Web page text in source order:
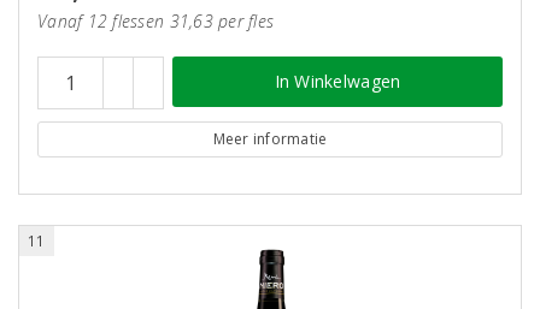
Vanaf 12 flessen 31,63 per fles
In Winkelwagen
Meer informatie
11